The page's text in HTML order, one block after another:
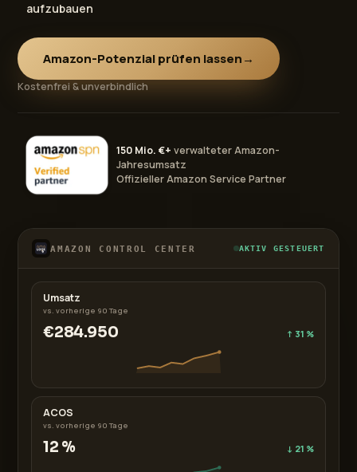
aufzubauen
Amazon-Potenzial prüfen lassen→
Kostenfrei & unverbindlich
150 Mio. €+ verwalteter Amazon-
Jahresumsatz
Offizieller Amazon Service Partner
AMAZON CONTROL CENTER AKTIV GESTEUERT
Umsatz
vs. vorherige 90 Tage
€284.950 ↑ 31 %
ACOS
vs. vorherige 90 Tage
12 % ↓ 21 %